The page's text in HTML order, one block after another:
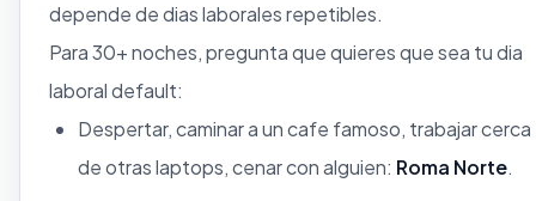
depende de dias laborales repetibles.
Para 30+ noches, pregunta que quieres que sea tu dia
laboral default:
Despertar, caminar a un cafe famoso, trabajar cerca
de otras laptops, cenar con alguien: Roma Norte.